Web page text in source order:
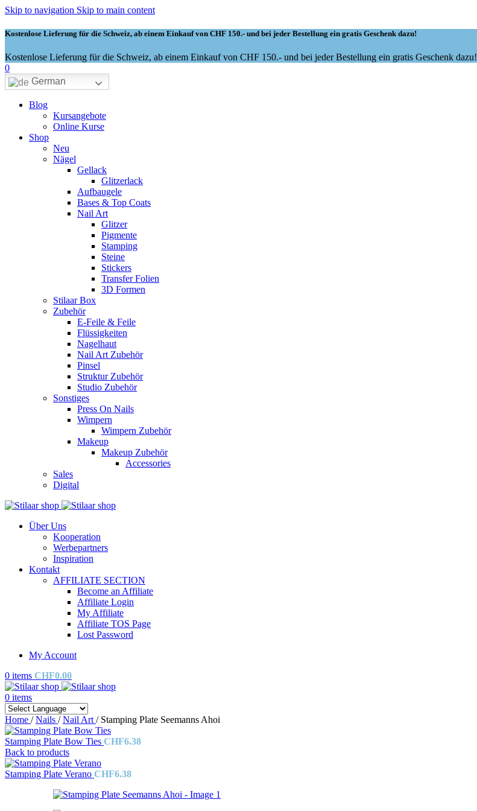
Skip to navigation Skip to main content
Kostenlose Lieferung für die Schweiz, ab einem Einkauf von CHF 150.- und bei jeder Bestellung ein gratis Geschenk dazu!
Kostenlose Lieferung für die Schweiz, ab einem Einkauf von CHF 150.- und bei jeder Bestellung ein gratis Geschenk dazu!
0
German
Blog
Kursangebote
Online Kurse
Shop
Neu
Nägel
Gellack
Glitzerlack
Aufbaugele
Bases & Top Coats
Nail Art
Glitzer
Pigmente
Stamping
Steine
Stickers
Transfer Folien
3D Formen
Stilaar Box
Zubehör
E-Feile & Feile
Flüssigkeiten
Nagelhaut
Nail Art Zubehör
Pinsel
Struktur Zubehör
Studio Zubehör
Sonstiges
Press On Nails
Wimpern
Wimpern Zubehör
Makeup
Makeup Zubehör
Accessories
Sales
Digital
Über Uns
Kooperation
Werbepartners
Inspiration
Kontakt
AFFILIATE SECTION
Become an Affiliate
Affiliate Login
My Affiliate
Affiliate TOS Page
Lost Password
My Account
0 items CHF0.00
0 items
Home / Nails / Nail Art / Stamping Plate Seemanns Ahoi
Stamping Plate Bow Ties CHF6.38
Back to products
Stamping Plate Verano CHF6.38